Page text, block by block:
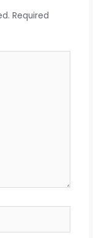
Required